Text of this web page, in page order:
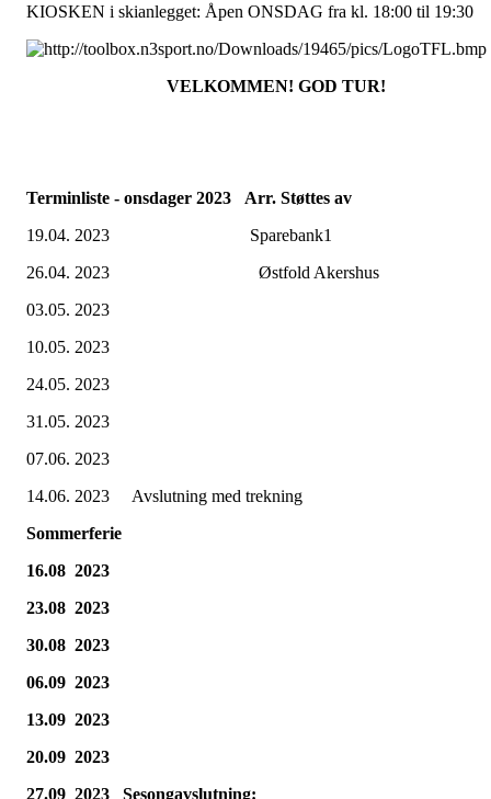
KIOSKEN i skianlegget: Åpen ONSDAG fra kl. 18:00 til 19:30
VELKOMMEN! GOD TUR!
Terminliste - onsdager 2023 Arr. Støttes av
19.04. 2023 Sparebank1
26.04. 2023 Østfold Akershus
03.05. 2023
10.05. 2023
24.05. 2023
31.05. 2023
07.06. 2023
14.06. 2023 Avslutning med trekning
Sommerferie
16.08 2023
23.08 2023
30.08 2023
06.09 2023
13.09 2023
20.09 2023
27.09 2023 Sesongavslutning: